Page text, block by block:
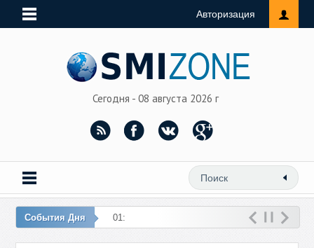
Авторизация
Сегодня - 08 августа 2026 г
События Дня 01:37 – Встреч